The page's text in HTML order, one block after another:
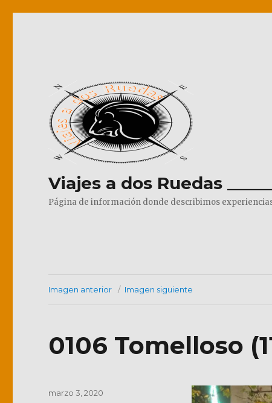
Viajes a dos Ruedas
Página de información donde describimos
Imagen anterior Imagen siguiente
0106 Tomelloso
Publicado
marzo 3, 2020